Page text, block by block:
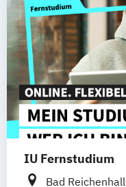
IU Fernstudium
Bad Reichenhall